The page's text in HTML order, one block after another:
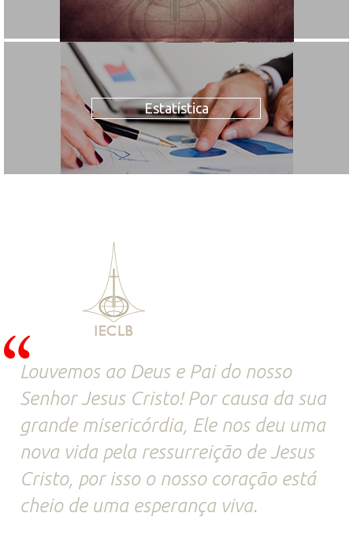
Estatística
Louvemos ao Deus e Pai do nosso
Senhor Jesus Cristo! Por causa da sua
grande misericórdia, Ele nos deu uma
nova vida pela ressurreição de Jesus
Cristo, por isso o nosso coração está
cheio de uma esperança viva.